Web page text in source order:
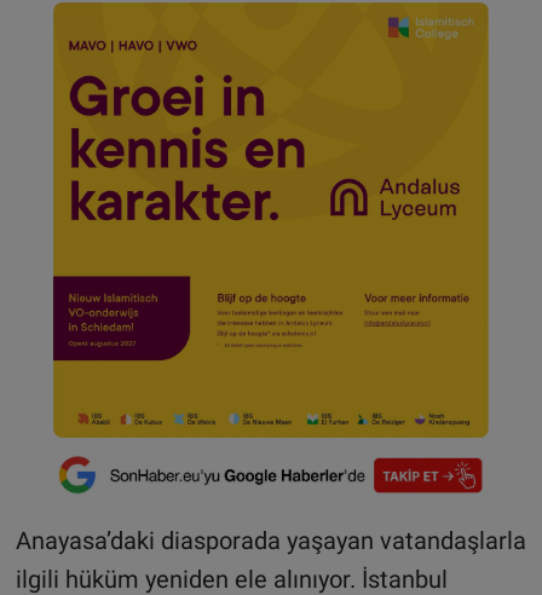
Anayasa’daki diasporada yaşayan vatandaşlarla
ilgili hüküm yeniden ele alınıyor. İstanbul